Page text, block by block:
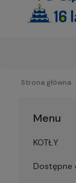
Strona główna
Menu
KOTŁY
Dostępne